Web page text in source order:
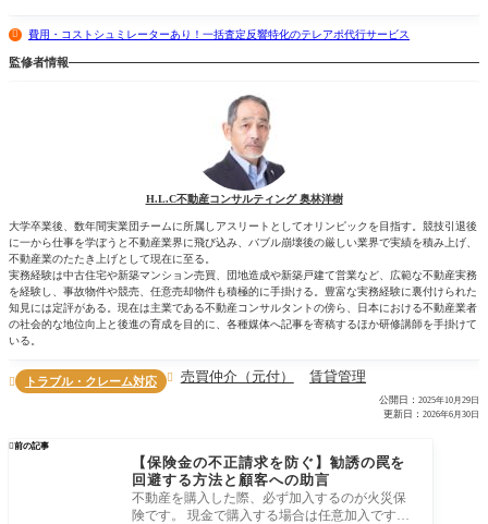
費用・コストシュミレーターあり！一括査定反響特化のテレアポ代行サービス
監修者情報
H.L.C不動産コンサルティング 奥林洋樹
大学卒業後、数年間実業団チームに所属しアスリートとしてオリンピックを目指す。競技引退後
に一から仕事を学ぼうと不動産業界に飛び込み、バブル崩壊後の厳しい業界で実績を積み上げ、
不動産業のたたき上げとして現在に至る。
実務経験は中古住宅や新築マンション売買、団地造成や新築戸建て営業など、広範な不動産実務
を経験し、事故物件や競売、任意売却物件も積極的に手掛ける。豊富な実務経験に裏付けられた
知見には定評がある。現在は主業である不動産コンサルタントの傍ら、日本における不動産業者
の社会的な地位向上と後進の育成を目的に、各種媒体へ記事を寄稿するほか研修講師を手掛けて
いる。
 トラブル・クレーム対応  売買仲介（元付） 賃貸管理
公開日： 2025年10月29日
更新日： 2026年6月30日
前の記事
【保険金の不正請求を防ぐ】勧誘の罠を
回避する方法と顧客への助言
不動産を購入した際、必ず加入するのが火災保
険です。 現金で購入する場合は任意加入です